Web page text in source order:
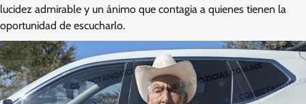
lucidez admirable y un ánimo que contagia a quienes tienen la
oportunidad de escucharlo.